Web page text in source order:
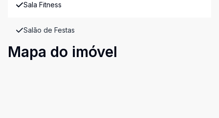
Sala Fitness
Salão de Festas
Mapa do imóvel